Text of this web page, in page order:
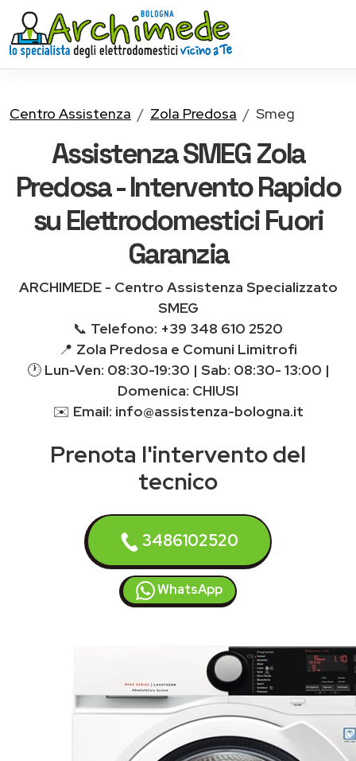
Centro Assistenza Zola Predosa Smeg
Assistenza SMEG Zola
Predosa - Intervento Rapido
su Elettrodomestici Fuori
Garanzia
ARCHIMEDE - Centro Assistenza Specializzato
SMEG
📞 Telefono: +39 348 610 2520
📍 Zola Predosa e Comuni Limitrofi
🕐 Lun-Ven: 08:30-19:30 | Sab: 08:30- 13:00 |
Domenica: CHIUSI
✉️ Email: info@assistenza-bologna.it
Prenota l'intervento del
tecnico
3486102520
WhatsApp